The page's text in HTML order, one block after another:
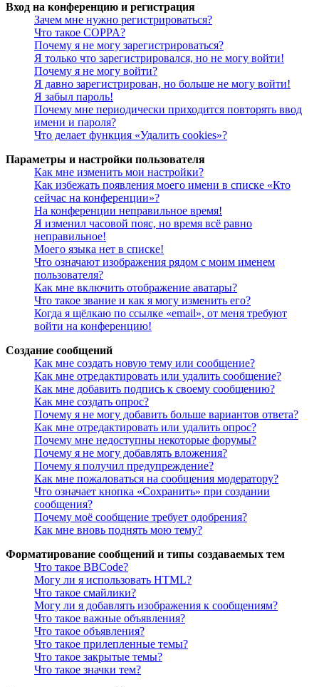
Вход на конференцию и регистрация
Зачем мне нужно регистрироваться?
Что такое COPPA?
Почему я не могу зарегистрироваться?
Я только что зарегистрировался, но не могу войти!
Почему я не могу войти?
Я давно зарегистрирован, но больше не могу войти!
Я забыл пароль!
Почему мне периодически приходится повторять ввод
имени и пароля?
Что делает функция «Удалить cookies»?
Параметры и настройки пользователя
Как мне изменить мои настройки?
Как избежать появления моего имени в списке «Кто
сейчас на конференции»?
На конференции неправильное время!
Я изменил часовой пояс, но время всё равно
неправильное!
Моего языка нет в списке!
Что означают изображения рядом с моим именем
пользователя?
Как мне включить отображение аватары?
Что такое звание и как я могу изменить его?
Когда я щёлкаю по ссылке «email», от меня требуют
войти на конференцию!
Создание сообщений
Как мне создать новую тему или сообщение?
Как мне отредактировать или удалить сообщение?
Как мне добавить подпись к своему сообщению?
Как мне создать опрос?
Почему я не могу добавить больше вариантов ответа?
Как мне отредактировать или удалить опрос?
Почему мне недоступны некоторые форумы?
Почему я не могу добавлять вложения?
Почему я получил предупреждение?
Как мне пожаловаться на сообщения модератору?
Что означает кнопка «Сохранить» при создании
сообщения?
Почему моё сообщение требует одобрения?
Как мне вновь поднять мою тему?
Форматирование сообщений и типы создаваемых тем
Что такое BBCode?
Могу ли я использовать HTML?
Что такое смайлики?
Могу ли я добавлять изображения к сообщениям?
Что такое важные объявления?
Что такое объявления?
Что такое прилепленные темы?
Что такое закрытые темы?
Что такое значки тем?